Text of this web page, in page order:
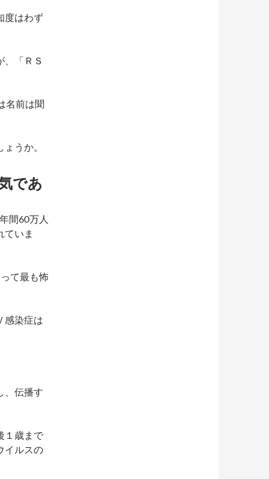
度はわず
、「ＲＳ
名前は聞
うか。
であ
間60万人
ていま
て最も怖
感染症は
、伝播す
１歳まで
イルスの